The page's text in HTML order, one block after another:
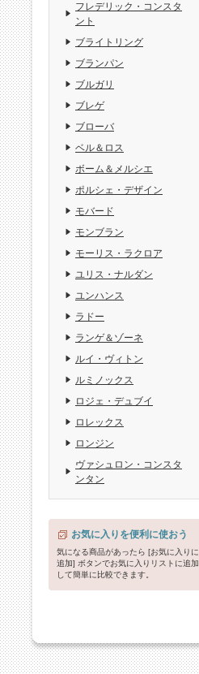
フレデリック・コンスタ
ント
ブライトリング
ブランパン
ブルガリ
ブレゲ
ブローバ
ベル＆ロス
ボーム＆メルシエ
ポルシェ・デザイン
モバード
モンブラン
モーリス・ラクロア
ユリス・ナルダン
ユンハンス
ラドー
ランゲ＆ゾーネ
ルイ・ヴィトン
ルミノックス
ロジェ・デュブイ
ロレックス
ロンジン
ヴァシュロン・コンスタ
ンタン
お気に入りを便利に使おう
気になる商品があったら [お気に入りに
追加] ボタンでお気に入りリストに追加
して簡単に比較できます。